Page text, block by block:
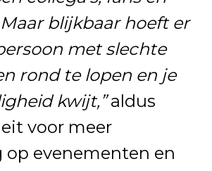
blijkbaar hoeft er
met slechte
rond te lopen en je
kwijt,”aldus
voor meer
op evenementen en